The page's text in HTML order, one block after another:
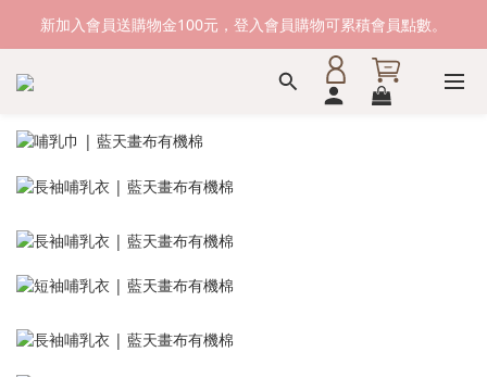
新加入會員送購物金100元，登入會員購物可累積會員點數。
新加入會員送購物金100元，登入會員購物可累積會員點數。
滿1500元免運費。 滿2000元，貨到付款免運。